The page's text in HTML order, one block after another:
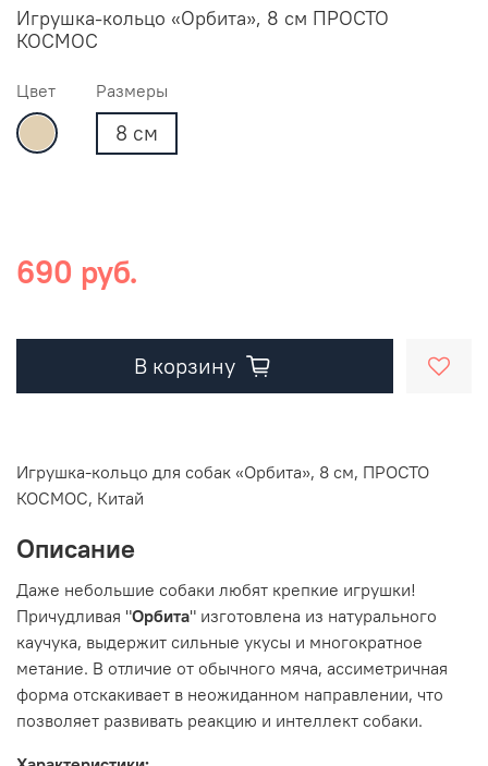
Игрушка-кольцо «Орбита», 8 см ПРОСТО
КОСМОС
Цвет Размеры
8 см
690 руб.
В корзину
Игрушка-кольцо для собак «Орбита», 8 см, ПРОСТО
КОСМОС, Китай
Описание
Даже небольшие собаки любят крепкие игрушки!
Причудливая "Орбита" изготовлена из натурального
каучука, выдержит сильные укусы и многократное
метание. В отличие от обычного мяча, ассиметричная
форма отскакивает в неожиданном направлении, что
позволяет развивать реакцию и интеллект собаки.